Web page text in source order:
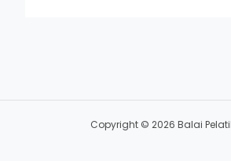
Copyright © 2026 Balai